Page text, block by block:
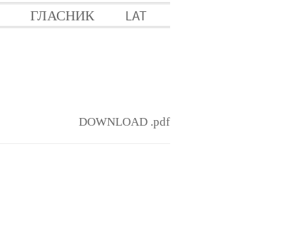
ГЛАСНИК LAT
DOWNLOAD .pdf